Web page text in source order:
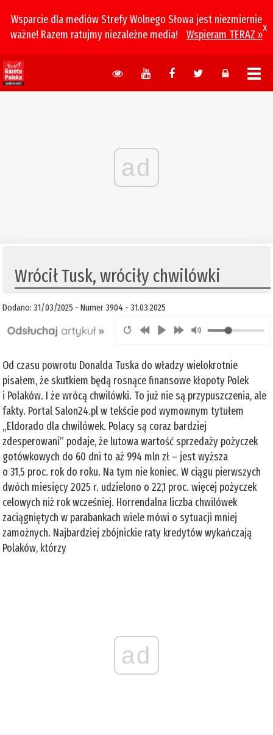
Wsparcie dla mediów Strefy Wolnego Słowa jest niezmiernie
ważne! Razem ratujmy niezależne media!
Wspieram TERAZ »
x
ad
Wrócił Tusk, wróciły chwilówki
Dodano: 31/03/2025 - Numer 3904 - 31.03.2025
Od czasu powrotu Donalda Tuska do władzy wielokrotnie
pisałem, że skutkiem będą rosnące finansowe kłopoty Polek
i Polaków. I że wrócą chwilówki. To już nie są przypuszczenia, ale
fakty. Portal Salon24.pl w tekście pod wymownym tytułem
„Eldorado dla chwilówek. Polacy są coraz bardziej
zdesperowani” podaje, że lutowa wartość sprzedaży pożyczek
gotówkowych do 60 dni to aż 994 mln zł – jest wyższa
o 31,5 proc. rok do roku. Na tym nie koniec. W ciągu pierwszych
dwóch miesięcy 2025 r. udzielono o 22,1 proc. więcej pożyczek
celowych niż rok wcześniej. Horrendalna liczba chwilówek
zaciągniętych w parabankach wiele mówi o sytuacji mniej
zamożnych. Najbardziej zbójnickie raty kredytów wykańczają
Polaków, którzy
ad